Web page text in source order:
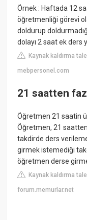
Örnek : Haftada 12
öğretmenliği görevi
doldurup
dolayı 2 saat ek ders
Kaynak kaldırma
mebpersonel.com
21 saatten
Öğretmen 21 saatin
Öğretmen, 21
takdirde ders
girmek istemediği
öğretmen derse
Kaynak kaldırma
forum.memurlar.net